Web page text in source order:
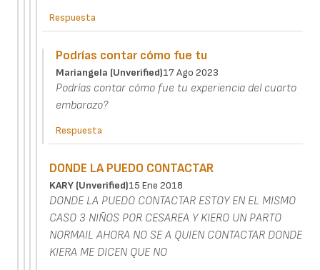
Respuesta
Podrías contar cómo fue tu
Mariangela (unverified)17 Ago 2023
Podrías contar cómo fue tu experiencia del cuarto
embarazo?
Respuesta
DONDE LA PUEDO CONTACTAR
KARY (unverified)15 Ene 2018
DONDE LA PUEDO CONTACTAR ESTOY EN EL MISMO
CASO 3 NIÑOS POR CESAREA Y KIERO UN PARTO
NORMAIL AHORA NO SE A QUIEN CONTACTAR DONDE
KIERA ME DICEN QUE NO